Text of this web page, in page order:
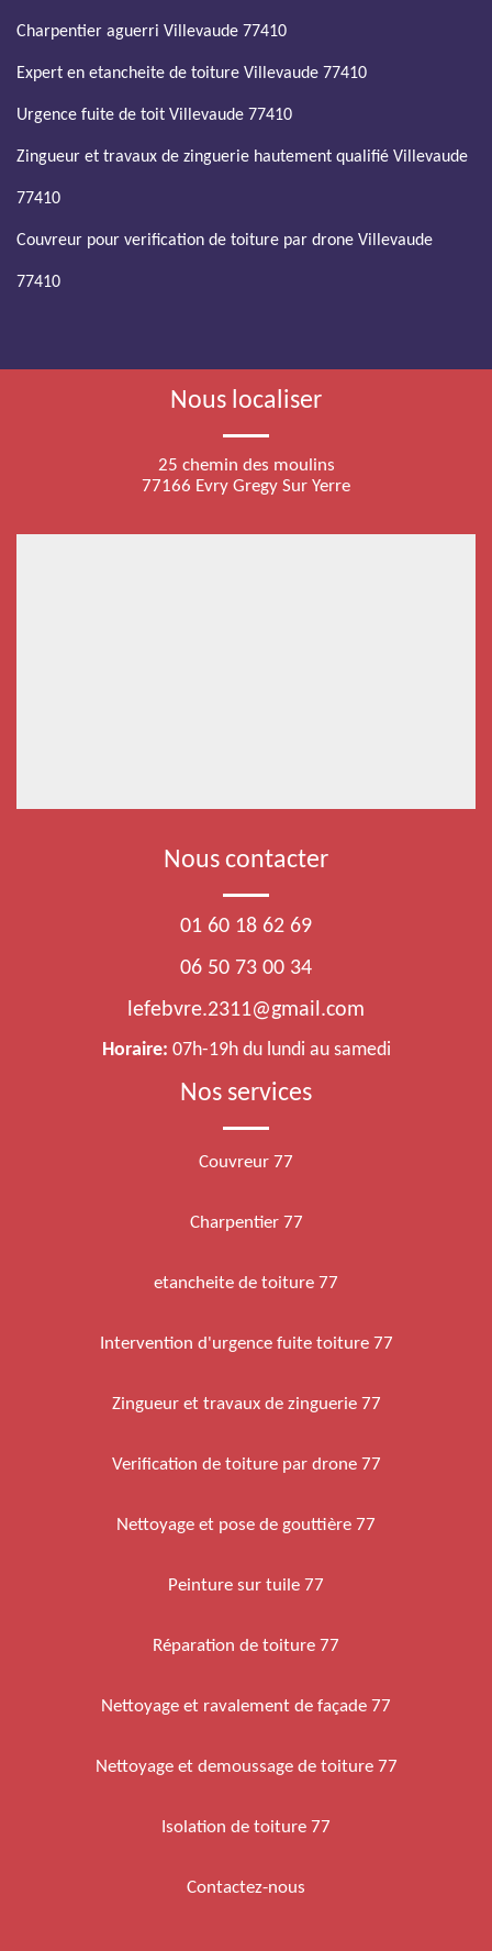
Charpentier aguerri Villevaude 77410
Expert en etancheite de toiture Villevaude 77410
Urgence fuite de toit Villevaude 77410
Zingueur et travaux de zinguerie hautement qualifié Villevaude
77410
Couvreur pour verification de toiture par drone Villevaude
77410
Nous localiser
25 chemin des moulins
77166 Evry Gregy Sur Yerre
Nous contacter
01 60 18 62 69
06 50 73 00 34
lefebvre.2311@gmail.com
Horaire: 07h-19h du lundi au samedi
Nos services
Couvreur 77
Charpentier 77
etancheite de toiture 77
Intervention d'urgence fuite toiture 77
Zingueur et travaux de zinguerie 77
Verification de toiture par drone 77
Nettoyage et pose de gouttière 77
Peinture sur tuile 77
Réparation de toiture 77
Nettoyage et ravalement de façade 77
Nettoyage et demoussage de toiture 77
Isolation de toiture 77
Contactez-nous